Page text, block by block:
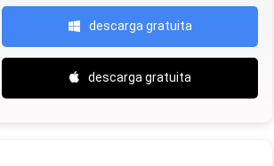
descarga gratuita
descarga gratuita